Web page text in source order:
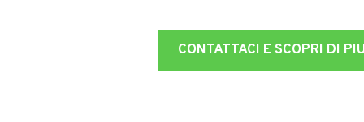
CONTATTACI E SCOPRI DI